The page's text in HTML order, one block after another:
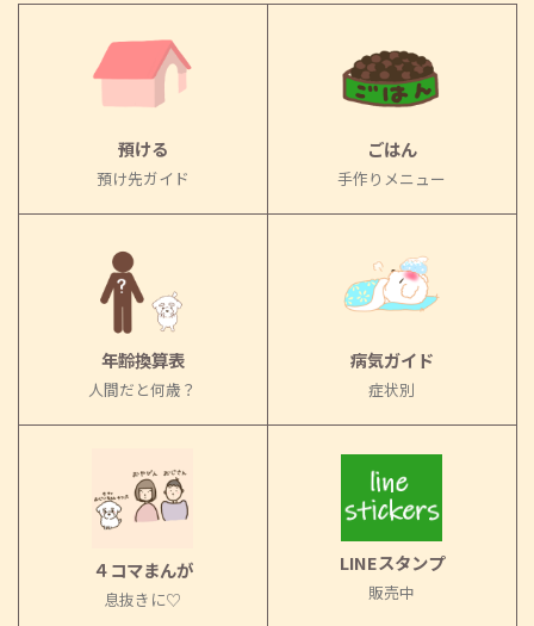
預ける
預け先ガイド
ごはん
手作りメニュー
年齢換算表
人間だと何歳？
病気ガイド
症状別
４コマまんが
息抜きに♡
LINEスタンプ
販売中